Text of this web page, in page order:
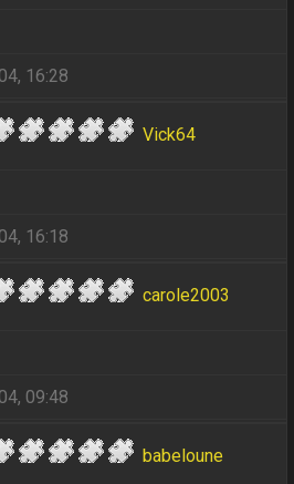
16:28
Vick64
16:18
carole2003
09:48
babeloune